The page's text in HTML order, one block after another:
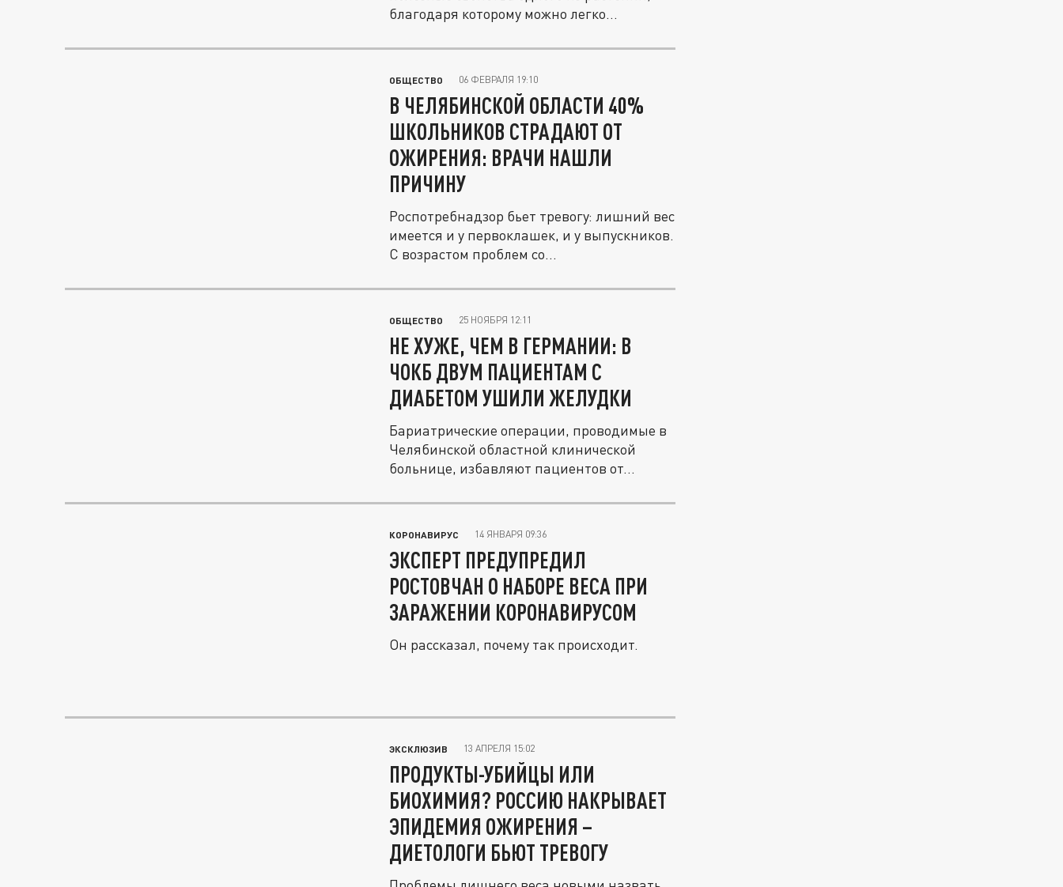
благодаря которому можно легко
ОБЩЕСТВО 06 ФЕВРАЛЯ 19:10
В ЧЕЛЯБИНСКОЙ ОБЛАСТИ 40%
ШКОЛЬНИКОВ СТРАДАЮТ ОТ
ОЖИРЕНИЯ: ВРАЧИ НАШЛИ
ПРИЧИНУ
Роспотребнадзор бьет тревогу: лишний вес
имеется и у первоклашек, и у выпускников.
С возрастом проблем со...
ОБЩЕСТВО 25 НОЯБРЯ 12:11
НЕ ХУЖЕ, ЧЕМ В ГЕРМАНИИ: В
ЧОКБ ДВУМ ПАЦИЕНТАМ С
ДИАБЕТОМ УШИЛИ ЖЕЛУДКИ
Бариатрические операции, проводимые в
Челябинской областной клинической
больнице, избавляют пациентов от...
КОРОНАВИРУС 14 ЯНВАРЯ 09:36
ЭКСПЕРТ ПРЕДУПРЕДИЛ
РОСТОВЧАН О НАБОРЕ ВЕСА ПРИ
ЗАРАЖЕНИИ КОРОНАВИРУСОМ
Он рассказал, почему так происходит.
ЭКСКЛЮЗИВ 13 АПРЕЛЯ 15:02
ПРОДУКТЫ-УБИЙЦЫ ИЛИ
БИОХИМИЯ? РОССИЮ НАКРЫВАЕТ
ЭПИДЕМИЯ ОЖИРЕНИЯ –
ДИЕТОЛОГИ БЬЮТ ТРЕВОГУ